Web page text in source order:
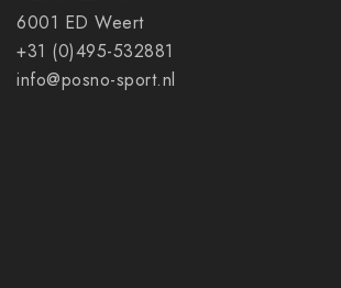
6001 ED Weert
+31 (0)495-532881
info@posno-sport.nl